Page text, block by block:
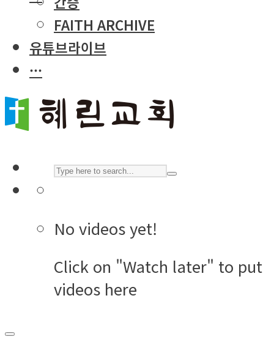
FAITH ARCHIVE
유튜브라이브
···
No videos yet!
Click on "Watch later" to put
videos here